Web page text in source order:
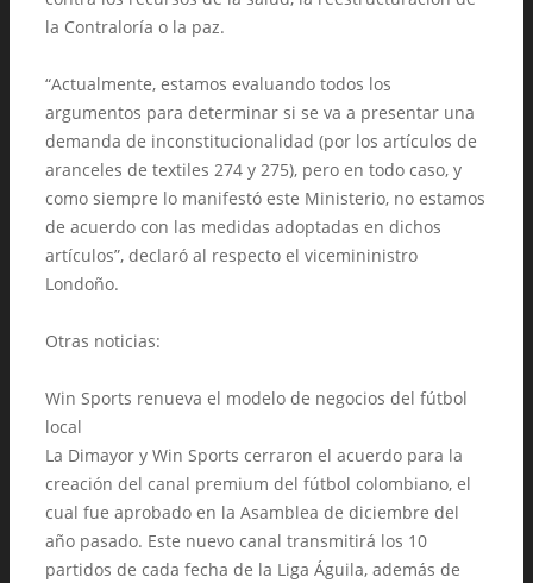
la Contraloría o la paz.
“Actualmente, estamos evaluando todos los
argumentos para determinar si se va a presentar una
demanda de inconstitucionalidad (por los artículos de
aranceles de textiles 274 y 275), pero en todo caso, y
como siempre lo manifestó este Ministerio, no estamos
de acuerdo con las medidas adoptadas en dichos
artículos”, declaró al respecto el vicemininistro
Londoño.
Otras noticias:
Win Sports renueva el modelo de negocios del fútbol
local
La Dimayor y Win Sports cerraron el acuerdo para la
creación del canal premium del fútbol colombiano, el
cual fue aprobado en la Asamblea de diciembre del
año pasado. Este nuevo canal transmitirá los 10
partidos de cada fecha de la Liga Águila, además de